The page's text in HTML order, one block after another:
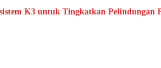
K3 untuk Tingkatkan Pelindungan